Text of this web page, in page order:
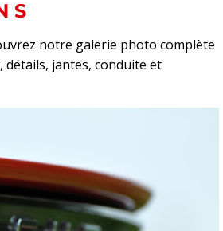
S
notre galerie photo complète
détails, jantes, conduite et